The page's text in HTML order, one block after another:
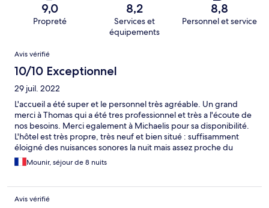
9,0
Propreté
8,2
Services et
équipements
8,8
Personnel et service
Avis
Avis vérifié
10/10 Exceptionnel
29 juil. 2022
L'accueil a été super et le personnel très agréable. Un grand
merci à Thomas qui a été tres professionnel et très a l'écoute de
nos besoins. Merci egalement à Michaelis pour sa disponibilité.
L'hôtel est très propre, très neuf et bien situé : suffisamment
éloigné des nuisances sonores la nuit mais assez proche du
centre ville, du port et des restaurants de Kos. Nous
reviendrons 😉
Mounir, séjour de 8 nuits
Avis vérifié